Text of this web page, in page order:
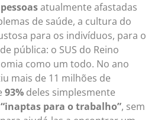
atualmente afastadas
de saúde, a cultura do
para os indivíduos, para o
pública: o SUS do Reino
como um todo. No ano
mais de 11 milhões de
93% deles simplesmente
“inaptas para o trabalho”, sem